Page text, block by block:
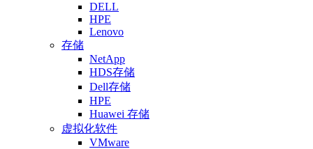
DELL
HPE
Lenovo
存储
NetApp
HDS存储
Dell存储
HPE
Huawei 存储
虚拟化软件
VMware